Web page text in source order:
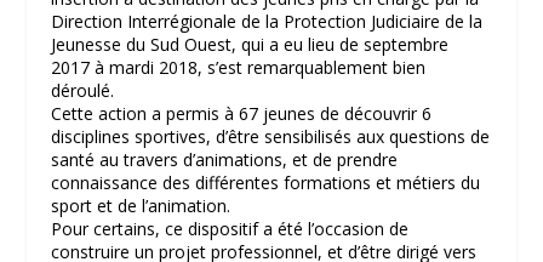
Direction Interrégionale de la Protection Judiciaire de la
Jeunesse du Sud Ouest, qui a eu lieu de septembre
2017 à mardi 2018, s’est remarquablement bien
déroulé.
Cette action a permis à 67 jeunes de découvrir 6
disciplines sportives, d’être sensibilisés aux questions de
santé au travers d’animations, et de prendre
connaissance des différentes formations et métiers du
sport et de l’animation.
Pour certains, ce dispositif a été l’occasion de
construire un projet professionnel, et d’être dirigé vers